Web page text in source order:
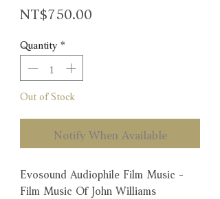
NT$750.00
Quantity *
Out of Stock
Notify When Available
Evosound Audiophile Film Music -
Film Music Of John Williams